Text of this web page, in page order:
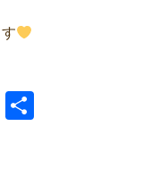
Pinterest